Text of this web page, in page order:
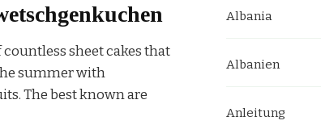
sheet cakes that
summer with
The best known are
Albania
Albanien
Anleitung